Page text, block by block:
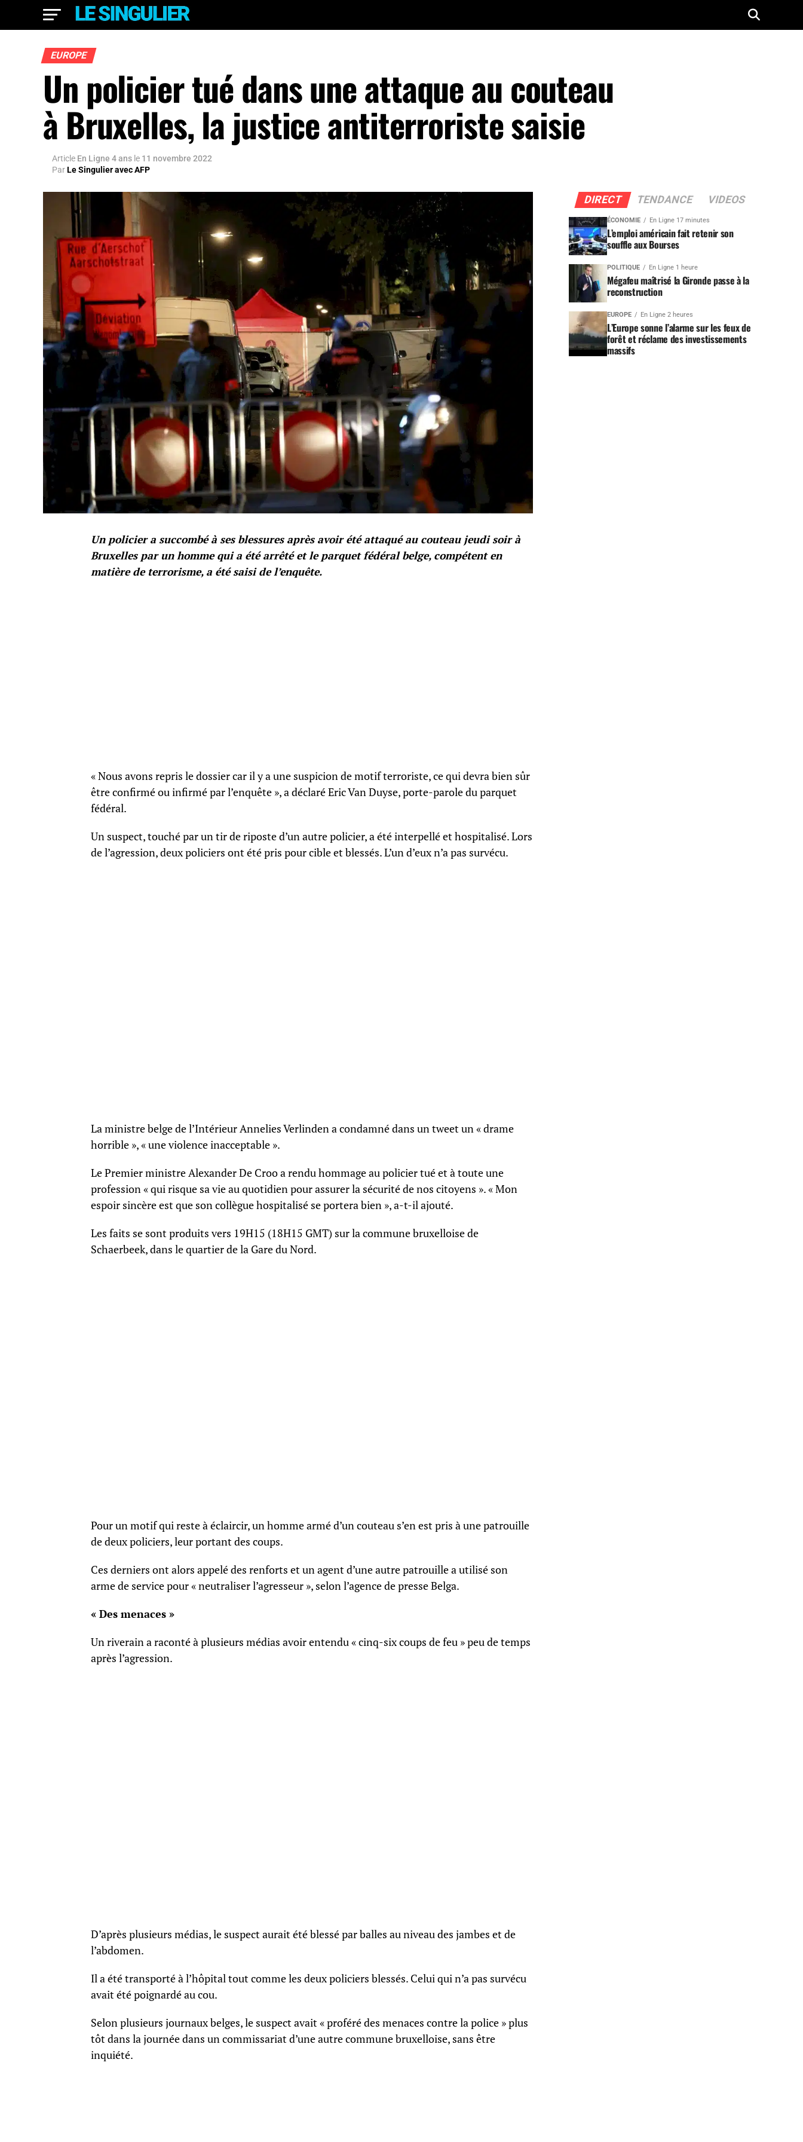
EUROPE
Un policier tué dans une attaque au couteau
à Bruxelles, la justice antiterroriste saisie
Article En Ligne 4 ans le 11 novembre 2022
ParLe Singulier avec AFP
Un policier a succombé à ses blessures après avoir été attaqué au couteau jeudi soir à
Bruxelles par un homme qui a été arrêté et le parquet fédéral belge, compétent en
matière de terrorisme, a été saisi de l’enquête.
« Nous avons repris le dossier car il y a une suspicion de motif terroriste, ce qui devra bien sûr
être confirmé ou infirmé par l’enquête », a déclaré Eric Van Duyse, porte-parole du parquet
fédéral.
Un suspect, touché par un tir de riposte d’un autre policier, a été interpellé et hospitalisé. Lors
de l’agression, deux policiers ont été pris pour cible et blessés. L’un d’eux n’a pas survécu.
La ministre belge de l’Intérieur Annelies Verlinden a condamné dans un tweet un « drame
horrible », « une violence inacceptable ».
Le Premier ministre Alexander De Croo a rendu hommage au policier tué et à toute une
profession « qui risque sa vie au quotidien pour assurer la sécurité de nos citoyens ». « Mon
espoir sincère est que son collègue hospitalisé se portera bien », a-t-il ajouté.
Les faits se sont produits vers 19H15 (18H15 GMT) sur la commune bruxelloise de
Schaerbeek, dans le quartier de la Gare du Nord.
Pour un motif qui reste à éclaircir, un homme armé d’un couteau s’en est pris à une patrouille
de deux policiers, leur portant des coups.
Ces derniers ont alors appelé des renforts et un agent d’une autre patrouille a utilisé son
arme de service pour « neutraliser l’agresseur », selon l’agence de presse Belga.
« Des menaces »
Un riverain a raconté à plusieurs médias avoir entendu « cinq-six coups de feu » peu de temps
après l’agression.
D’après plusieurs médias, le suspect aurait été blessé par balles au niveau des jambes et de
l’abdomen.
Il a été transporté à l’hôpital tout comme les deux policiers blessés. Celui qui n’a pas survécu
avait été poignardé au cou.
Selon plusieurs journaux belges, le suspect avait « proféré des menaces contre la police » plus
tôt dans la journée dans un commissariat d’une autre commune bruxelloise, sans être
inquiété.
DIRECT TENDANCE VIDEOS
ÉCONOMIE En Ligne 17 minutes
L’emploi américain fait retenir son
souffle aux Bourses
POLITIQUE En Ligne 1 heure
Mégafeu maîtrisé la Gironde passe à la
reconstruction
EUROPE En Ligne 2 heures
L’Europe sonne l’alarme sur les feux de
forêt et réclame des investissements
massifs